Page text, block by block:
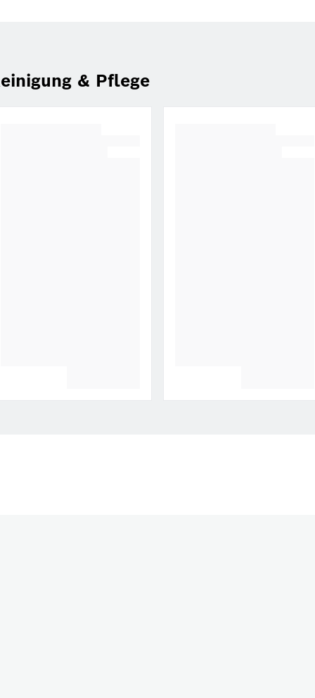
& Pflege